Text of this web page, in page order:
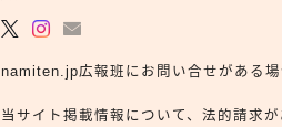
namiten.jp広報班にお問い合せがある場
当サイト掲載情報について、法的請求